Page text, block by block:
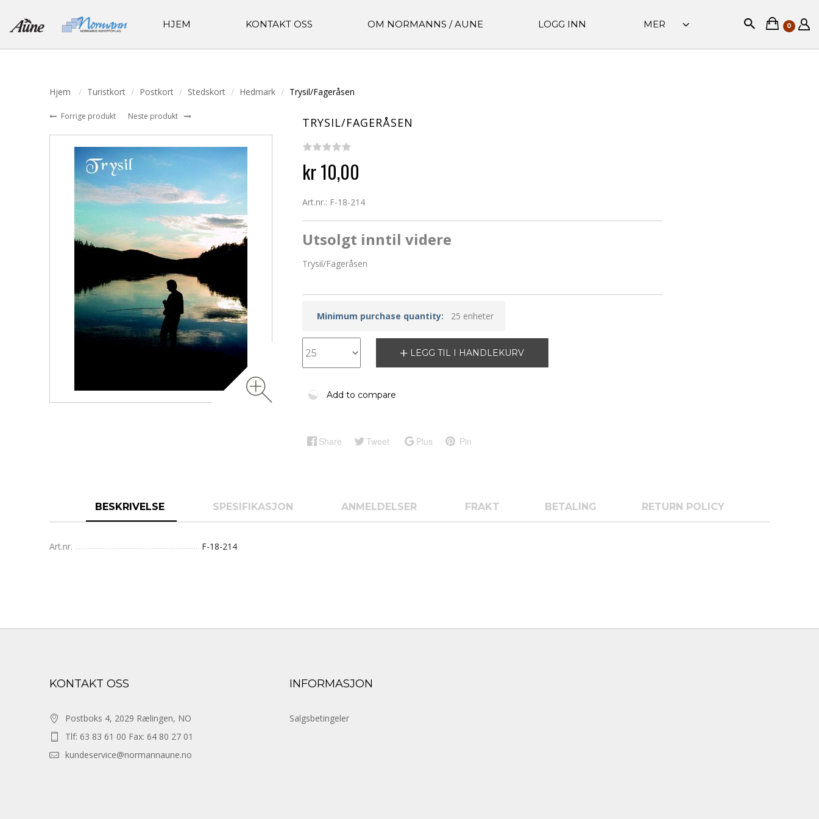
HJEM KONTAKT OSS OM NORMANNS / AUNE LOGG INN MER 0
Hjem Turistkort Postkort Stedskort Hedmark Trysil/Fageråsen
Forrige produkt Neste produkt TRYSIL/FAGERÅSEN
kr 10,00
Art.nr.: F-18-214
Utsolgt inntil videre
Trysil/Fageråsen
Minimum purchase quantity: 25 enheter
LEGG TIL I HANDLEKURV
Add to compare
Share Tweet Plus Pin
BESKRIVELSE SPESIFIKASJON ANMELDELSER FRAKT BETALING RETURN POLICY
Art.nr. F-18-214
KONTAKT OSS
Postboks 4, 2029 Rælingen, NO
Tlf: 63 83 61 00 Fax: 64 80 27 01
kundeservice@normannaune.no
INFORMASJON
Salgsbetingeler